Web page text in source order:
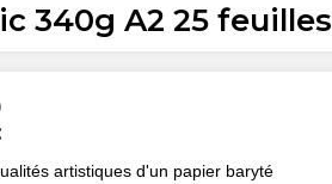
340g A2 25 feuilles
artistiques d'un papier baryté